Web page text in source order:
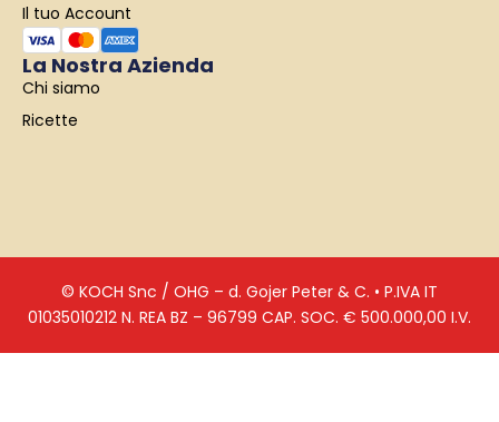
Il tuo Account
La Nostra Azienda
Chi siamo
Ricette
© KOCH Snc / OHG – d. Gojer Peter & C. • P.IVA IT
01035010212 N. REA BZ – 96799 CAP. SOC. € 500.000,00 I.V.